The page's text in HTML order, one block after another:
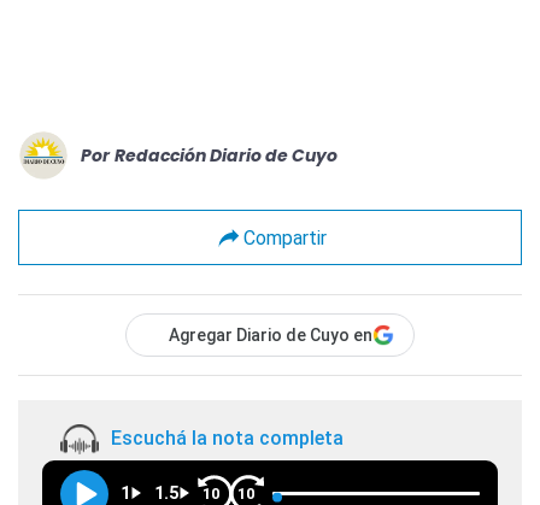
Por Redacción Diario de Cuyo
Compartir
Agregar Diario de Cuyo en
Escuchá la nota completa
1 1.5 10 10